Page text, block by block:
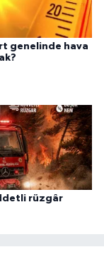
genelinde hava
rüzgâr